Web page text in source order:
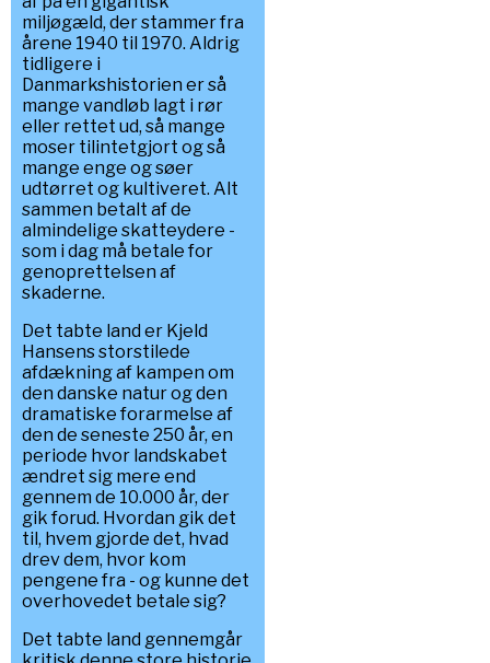
miljøgæld, der stammer fra
årene 1940 til 1970. Aldrig
tidligere i
Danmarkshistorien er så
mange vandløb lagt i rør
eller rettet ud, så mange
moser tilintetgjort og så
mange enge og søer
udtørret og kultiveret. Alt
sammen betalt af de
almindelige skatteydere -
som i dag må betale for
genoprettelsen af
skaderne.
Det tabte land er Kjeld
Hansens storstilede
afdækning af kampen om
den danske natur og den
dramatiske forarmelse af
den de seneste 250 år, en
periode hvor landskabet
ændret sig mere end
gennem de 10.000 år, der
gik forud. Hvordan gik det
til, hvem gjorde det, hvad
drev dem, hvor kom
pengene fra - og kunne det
overhovedet betale sig?
Det tabte land gennemgår